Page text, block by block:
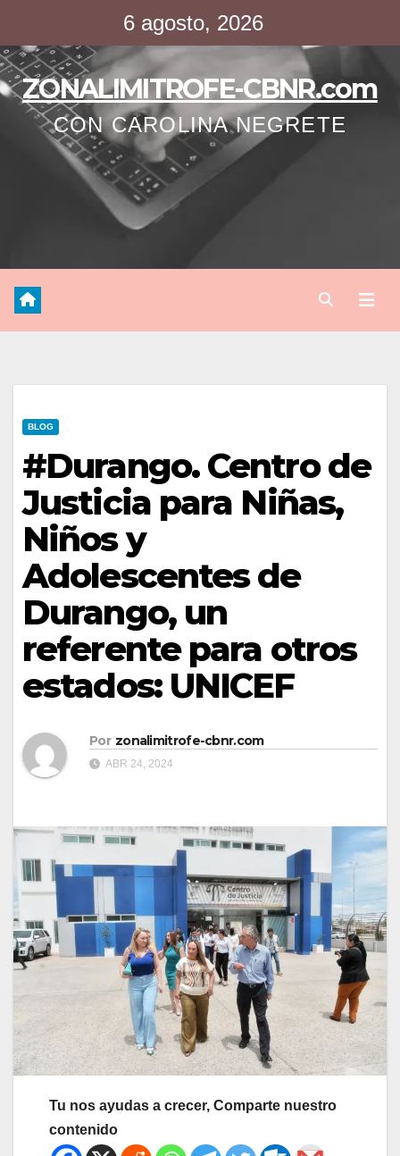
contenido
6 agosto, 2026
ZONALIMITROFE-CBNR.com
CON CAROLINA NEGRETE
BLOG
#Durango. Centro de
Justicia para Niñas,
Niños y
Adolescentes de
Durango, un
referente para otros
estados: UNICEF
Por zonalimitrofe-cbnr.com
ABR 24, 2024
Tu nos ayudas a crecer, Comparte nuestro
contenido